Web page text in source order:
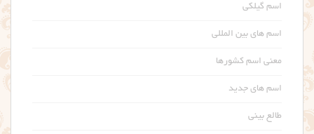
اسم گیلکی
اسم های بین المللی
معنی اسم کشورها
اسم های جدید
طالع بینی